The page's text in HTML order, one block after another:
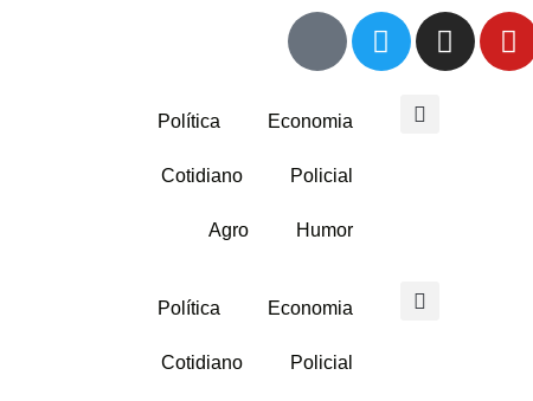
Política Economia
Cotidiano Policial
Agro Humor
Política Economia
Cotidiano Policial